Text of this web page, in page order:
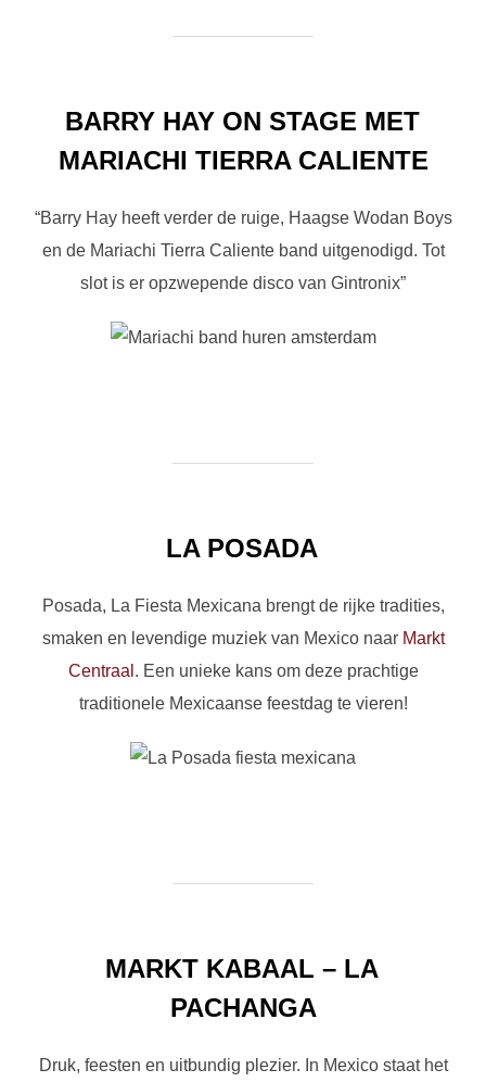
BARRY HAY ON STAGE MET
MARIACHI TIERRA CALIENTE
“Barry Hay heeft verder de ruige, Haagse Wodan Boys
en de Mariachi Tierra Caliente band uitgenodigd. Tot
slot is er opzwepende disco van Gintronix”
LA POSADA
Posada, La Fiesta Mexicana brengt de rijke tradities,
smaken en levendige muziek van Mexico naar Markt
Centraal . Een unieke kans om deze prachtige
traditionele Mexicaanse feestdag te vieren!
MARKT KABAAL – LA
PACHANGA
Druk, feesten en uitbundig plezier. In Mexico staat het